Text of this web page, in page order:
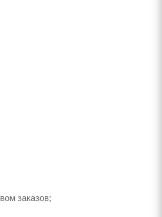
заказов;